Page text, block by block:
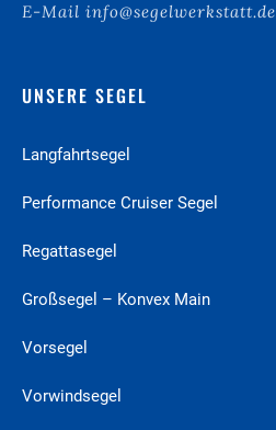
E-Mail info@segelwerkstatt.de
UNSERE SEGEL
Langfahrt­segel
Performance Cruiser­ Segel
Regattasegel
Großsegel – Konvex Main
Vorsegel
Vorwindsegel